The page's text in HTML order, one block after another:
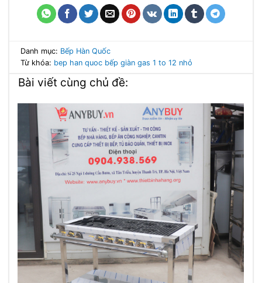
Danh mục: Bếp Hàn Quốc
Từ khóa: bep han quoc bếp giàn gas 1 to 12 nhỏ
Bài viết cùng chủ đề: